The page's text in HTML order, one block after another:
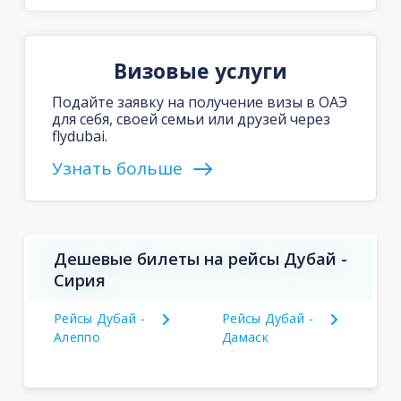
Визовые услуги
Подайте заявку на получение визы в ОАЭ
для себя, своей семьи или друзей через
flydubai.
Узнать больше
Дешевые билеты на рейсы Дубай -
Сирия
Рейсы Дубай -
Алеппо
Рейсы Дубай -
Дамаск